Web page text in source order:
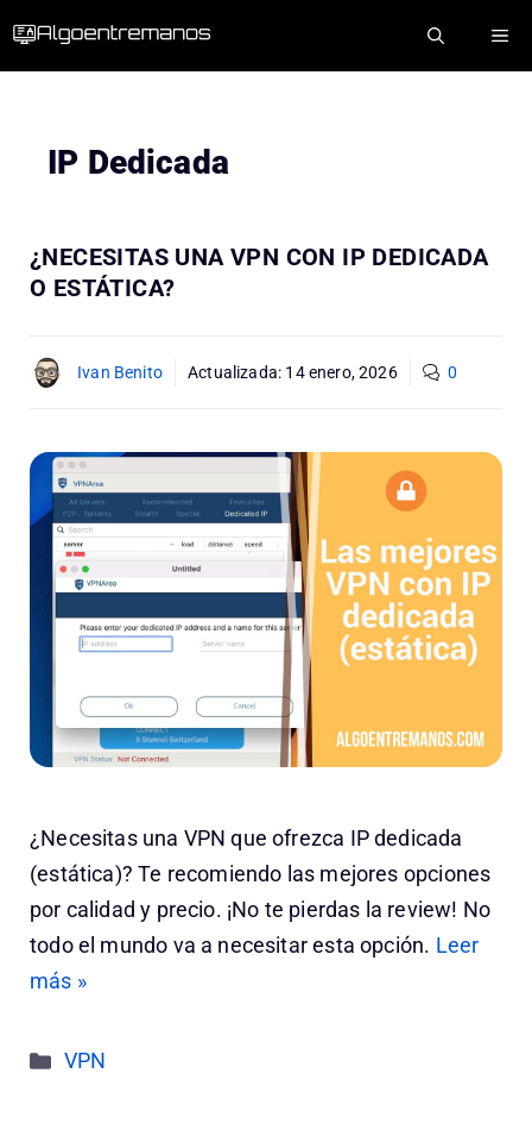
IP Dedicada
¿NECESITAS UNA VPN CON IP DEDICADA
O ESTÁTICA?
Ivan Benito Actualizada: 14 enero, 2026 0
¿Necesitas una VPN que ofrezca IP dedicada
(estática)? Te recomiendo las mejores opciones
por calidad y precio. ¡No te pierdas la review! No
todo el mundo va a necesitar esta opción. Leer
más »
Categorías
VPN